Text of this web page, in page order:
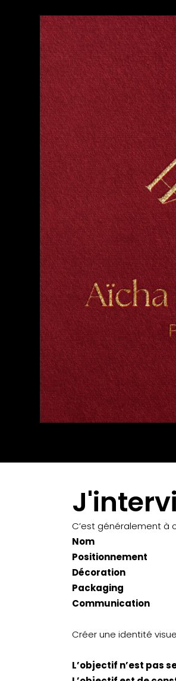
C’est généralement à
Nom
Positionnement
Décoration
Packaging
Communication
Créer une identité
L’objectif n’est pas